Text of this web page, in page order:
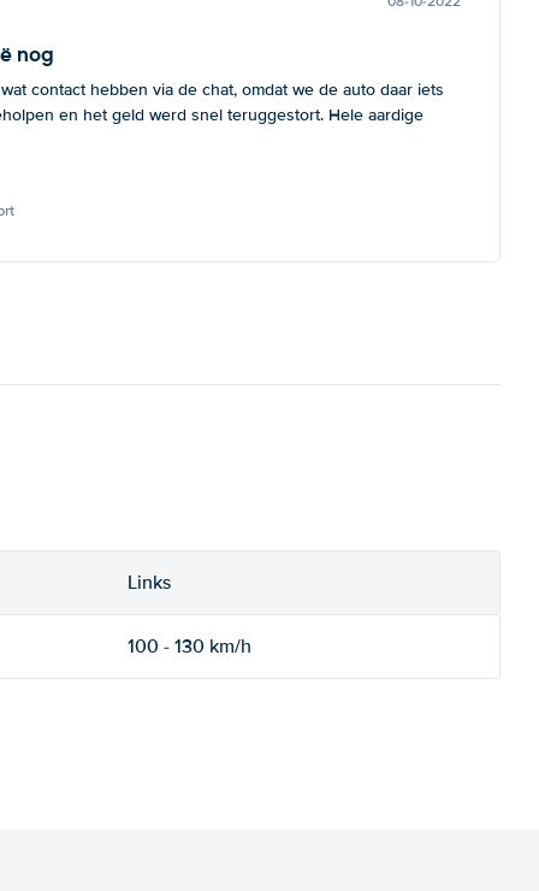
nog
contact hebben via de chat, omdat we de auto daar iets
en het geld werd snel teruggestort. Hele aardige
Links
100 - 130 km/h